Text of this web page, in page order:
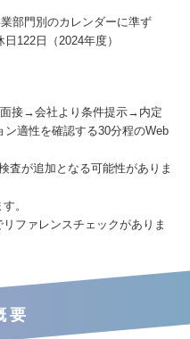
部門別のカレンダーに準ず
122日（2024年度）
接→会社より条件提示→内定
適性を確認する30分程のWeb
査が追加となる可能性がありま
。
ファレンスチェックがありま
要